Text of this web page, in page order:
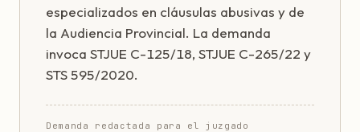
especializados en cláusulas abusivas y de
la Audiencia Provincial. La demanda
invoca STJUE C-125/18, STJUE C-265/22 y
STS 595/2020.
Demanda redactada para el juzgado